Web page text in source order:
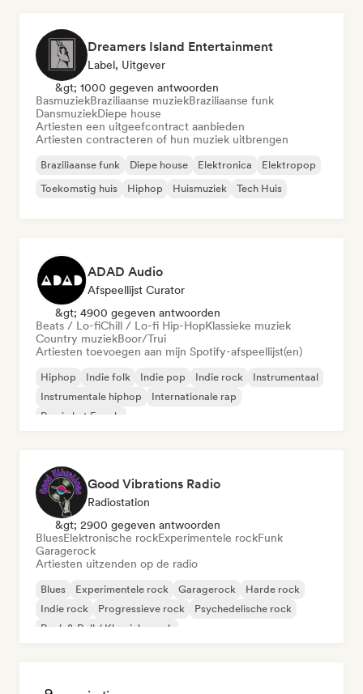
Dreamers Island Entertainment
Label, Uitgever
&gt; 1000 gegeven antwoorden
BasmuziekBraziliaanse muziekBraziliaanse funk
DansmuziekDiepe house
Artiesten een uitgeefcontract aanbieden
Artiesten contracteren of hun muziek uitbrengen
Braziliaanse funk Diepe house Elektronica
Elektropop
Toekomstig huis
Hiphop Huismuziek Tech Huis
ADAD Audio
Afspeellijst Curator
&gt; 4900 gegeven antwoorden
Beats / Lo-fiChill / Lo-fi Hip-HopKlassieke muziek
Country muziekBoor/Trui
Artiesten toevoegen aan mijn Spotify-afspeellijst(en)
Hiphop Indie folk Indie pop Indie rock
Instrumentaal
Instrumentale hiphop
Internationale rap
Rap in het Engels
Good Vibrations Radio
Radiostation
&gt; 2900 gegeven antwoorden
BluesElektronische rockExperimentele rockFunk
Garagerock
Artiesten uitzenden op de radio
Blues Experimentele rock Garagerock
Harde rock
Indie rock
Progressieve rock
Psychedelische rock
Rock & Roll / Klassieke rock